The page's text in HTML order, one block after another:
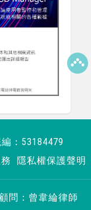
：53184479
隱私權保護聲明
問：曾韋綸律師